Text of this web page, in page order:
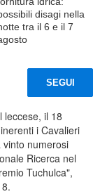
disagi nella
tra il 6 e il 7
SEGUI
leccese, il 18
i Cavalieri
numerosi
Ricerca nel
Tuchulca",